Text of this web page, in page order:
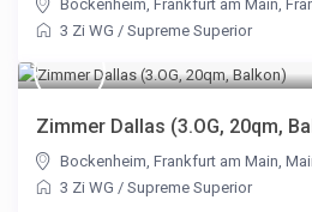
Bockenheim, Frankfurt am Main,
3 Zi WG /Supreme Superior
Zimmer Dallas (3.OG, 20qm,
Bockenheim,Frankfurt am Main,
3 Zi WG /Supreme Superior